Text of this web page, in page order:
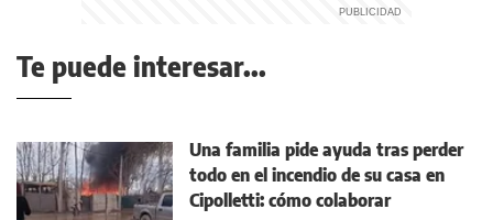
Te puede interesar...
Una familia pide ayuda tras perder
todo en el incendio de su casa en
Cipolletti: cómo colaborar